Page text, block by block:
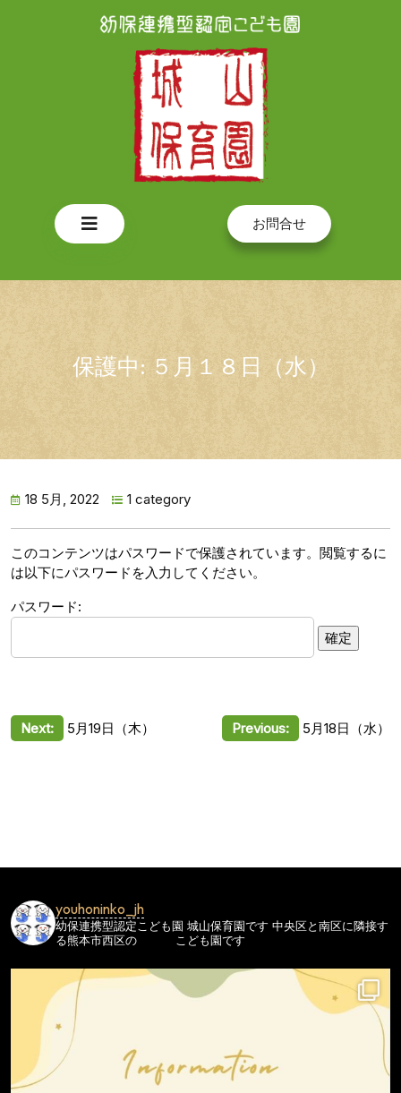
Open
お問合せ
保護中: ５月１８日（水）
18 5月, 2022 1 category
このコンテンツはパスワードで保護されています。閲覧するに
は以下にパスワードを入力してください。
パスワード:
投
ー
ョ
ン
Previous: 5月18日（水）
Next: 5月19日（木）
youhoninko_jh
幼保連携型認定こども園 城山保育園です 中央区と南区に隣接す
る熊本市西区の
こども園です